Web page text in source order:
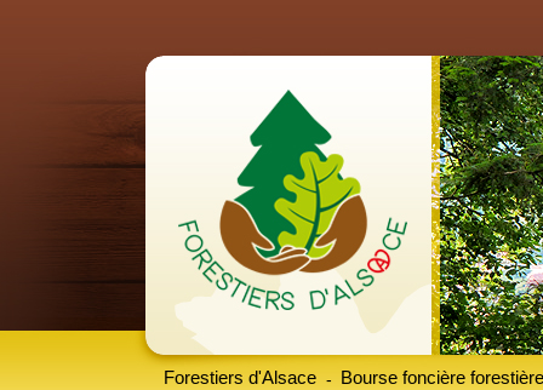
Forestiers d'Alsace Bourse foncière forestière
-